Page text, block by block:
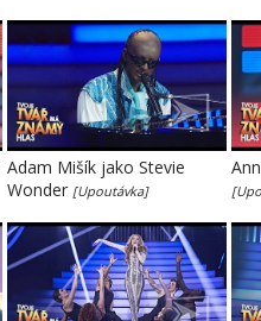
Adam Mišík jako Stevie
Wonder [Upoutávka]